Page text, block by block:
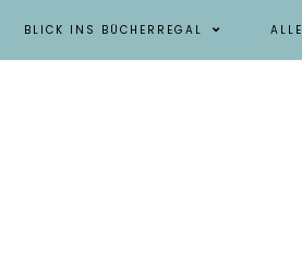
BLICK INS BÜCHERREGAL